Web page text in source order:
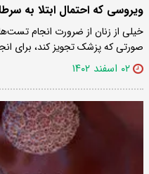
ویروسی که احتمال ابتلا به
خیلی از زنان از ضرورت انجام
صورتی که پزشک تجویز کند، برای
۰۲ اسفند ۱۴۰۲